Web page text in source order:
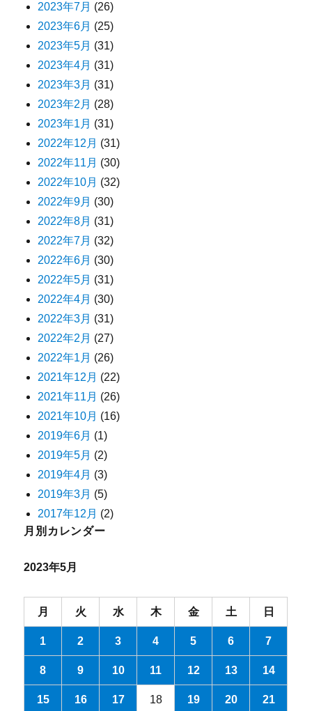
2023年7月 (26)
2023年6月 (25)
2023年5月 (31)
2023年4月 (31)
2023年3月 (31)
2023年2月 (28)
2023年1月 (31)
2022年12月 (31)
2022年11月 (30)
2022年10月 (32)
2022年9月 (30)
2022年8月 (31)
2022年7月 (32)
2022年6月 (30)
2022年5月 (31)
2022年4月 (30)
2022年3月 (31)
2022年2月 (27)
2022年1月 (26)
2021年12月 (22)
2021年11月 (26)
2021年10月 (16)
2019年6月 (1)
2019年5月 (2)
2019年4月 (3)
2019年3月 (5)
2017年12月 (2)
月別カレンダー
2023年5月
月 火 水 木 金 土 日
1 2 3 4 5 6 7
8 9 10 11 12 13 14
15 16 17 18 19 20 21